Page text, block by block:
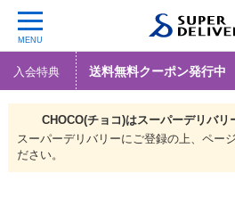
MENU
入会特典 送料無料クーポン発行中
CHOCO(チョコ)はスーパーデリバリ
スーパーデリバリーにご登録の上、ペー
ださい。